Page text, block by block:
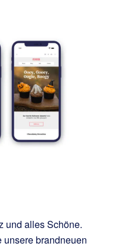
und alles Schöne.
unsere brandneuen